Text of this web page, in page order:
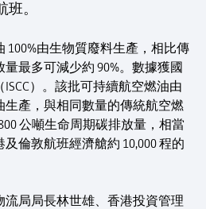
。
100%由生物質廢料生產，相比傳
最多可減少約 90%。數據獲國
）。該批可持續航空燃油由
產，與相同數量的傳統航空燃
公噸生命周期碳排放量，相當
倫敦航班經濟艙約 10,000 程的
局局長林世雄、香港投資管理